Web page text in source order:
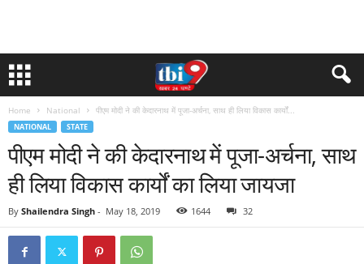
Home National पीएम मोदी ने की केदारनाथ में पूजा-अर्चना, साथ ही लिया विकास कार्यों...
NATIONAL STATE
पीएम मोदी ने की केदारनाथ में पूजा-अर्चना, साथ
ही लिया विकास कार्यों का लिया जायजा
By Shailendra Singh - May 18, 2019 1644 32